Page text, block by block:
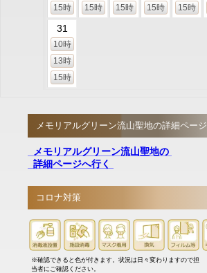
15時
15時
15時
15時
15時
31
10時
13時
15時
メモリアルグリーン流山聖地の詳細ページ
メモリアルグリーン流山聖地の
詳細ページへ行く
コロナ対策
※確認できると色が付きます。状況は日々変わりますので担
当者にご確認ください。